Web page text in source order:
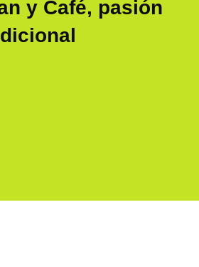
y Café, pasión